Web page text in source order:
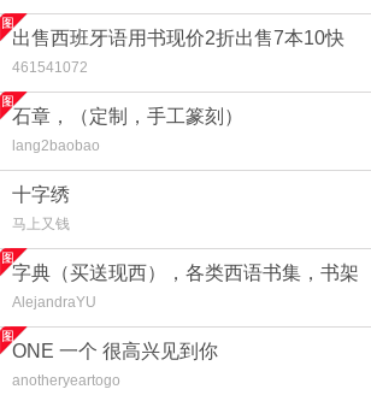
出售西班牙语用书现价2折出售7本10快
461541072
石章，（定制，手工篆刻）
lang2baobao
十字绣
马上又钱
字典（买送现西），各类西语书集，书架
AlejandraYU
ONE 一个 很高兴见到你
anotheryeartogo